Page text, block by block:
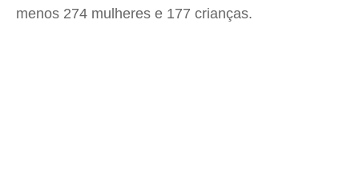
menos 274 mulheres e 177 crianças.